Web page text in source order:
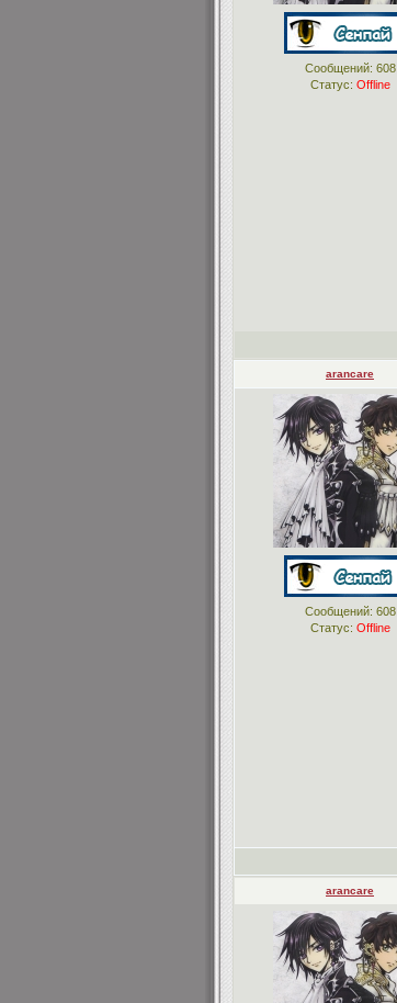
Сообщений: 608
Статус: Offline
arancare
Сообщений: 608
Статус: Offline
arancare